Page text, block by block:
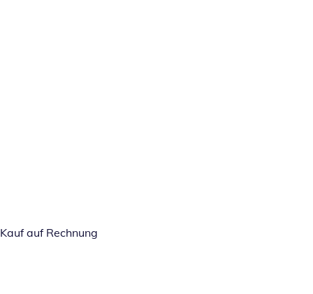
Kauf auf Rechnung